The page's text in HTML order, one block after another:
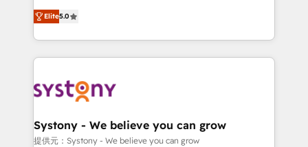
Year LATAM 2022, 2023, 2024, 2025. • Partner of the
Year 2024. • Organizer of Aliados.ai (AI, marketing &
you grow faster, smarter, and with impact.
helps mid-market revenue teams transform how
they sell, market, and serve. We don't just build your
HubSpot—we teach your team to own it, then stay
to help you keep winning. What We Do ⚙️ CRM
Data & Content 📈 Sales & Marketing Alignment +
Agent Creation 🔄 Custom Integrations & Data
Migration Why 1406 We become part of your team.
Elite5.0
Systony - We believe you can grow
提供元：Systony - We believe you can grow